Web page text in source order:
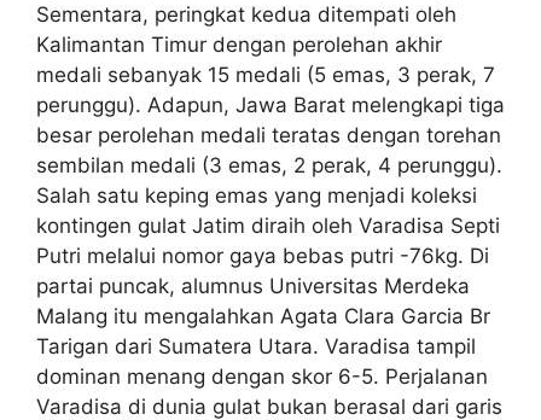
Sementara, peringkat kedua ditempati oleh
Kalimantan Timur dengan perolehan akhir
medali sebanyak 15 medali (5 emas, 3 perak, 7
perunggu). Adapun, Jawa Barat melengkapi tiga
besar perolehan medali teratas dengan torehan
sembilan medali (3 emas, 2 perak, 4 perunggu).
Salah satu keping emas yang menjadi koleksi
kontingen gulat Jatim diraih oleh Varadisa Septi
Putri melalui nomor gaya bebas putri -76kg. Di
partai puncak, alumnus Universitas Merdeka
Malang itu mengalahkan Agata Clara Garcia Br
Tarigan dari Sumatera Utara. Varadisa tampil
dominan menang dengan skor 6-5. Perjalanan
Varadisa di dunia gulat bukan berasal dari garis